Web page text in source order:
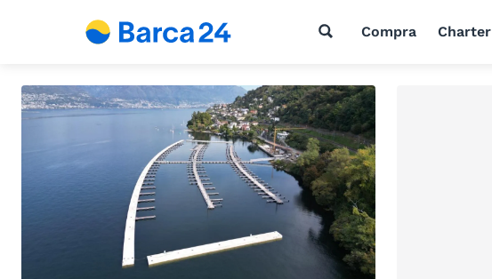
Compra Charter